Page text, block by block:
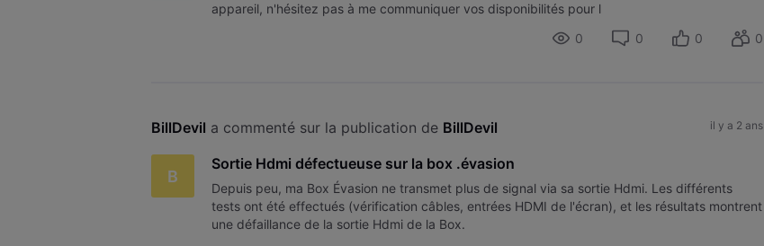
appareil, n'hésitez pas à me communiquer vos disponibilités pour l
0
0 0 0
BillDevil a commenté sur la publication de BillDevil il y a 2 ans
B
Sortie Hdmi défectueuse sur la box .évasion
Depuis peu, ma Box Évasion ne transmet plus de signal via sa sortie Hdmi. Les différents
tests ont été effectués (vérification câbles, entrées HDMI de l'écran), et les résultats montrent
une défaillance de la sortie Hdmi de la Box.